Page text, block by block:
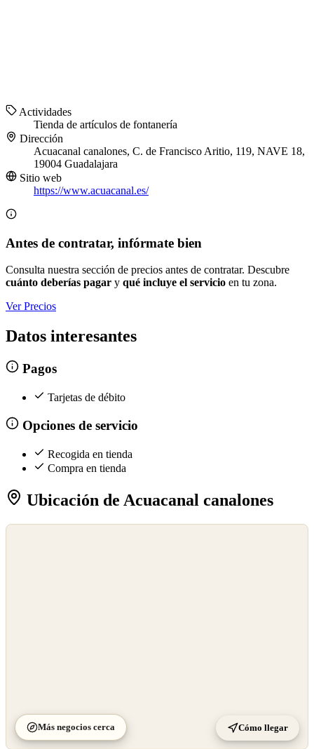
Actividades
Tienda de artículos de fontanería
Dirección
Acuacanal canalones, C. de Francisco Aritio, 119, NAVE 18,
19004 Guadalajara
Sitio web
https://www.acuacanal.es/
Antes de contratar, infórmate bien
Consulta nuestra sección de precios antes de contratar. Descubre
cuánto deberías pagar y qué incluye el servicio en tu zona.
Ver Precios
Datos interesantes
Pagos
Tarjetas de débito
Opciones de servicio
Recogida en tienda
Compra en tienda
Ubicación de Acuacanal canalones
Más negocios cerca Cómo llegar